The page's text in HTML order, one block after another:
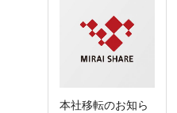
本社移転のお知ら